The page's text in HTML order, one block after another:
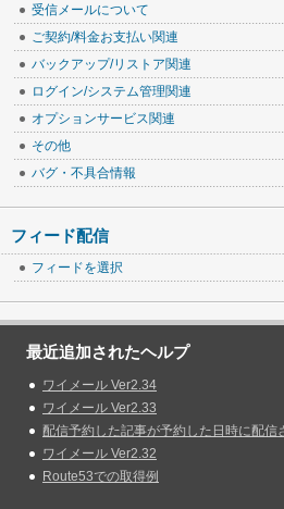
受信メールについて
ご契約/料金お支払い関連
バックアップ/リストア関連
ログイン/システム管理関連
オプションサービス関連
その他
バグ・不具合情報
フィード配信
フィードを選択
最近追加されたヘルプ
ワイメール Ver2.34
ワイメール Ver2.33
配信予約した記事が予約した日時に配信
ワイメール Ver2.32
Route53での取得例